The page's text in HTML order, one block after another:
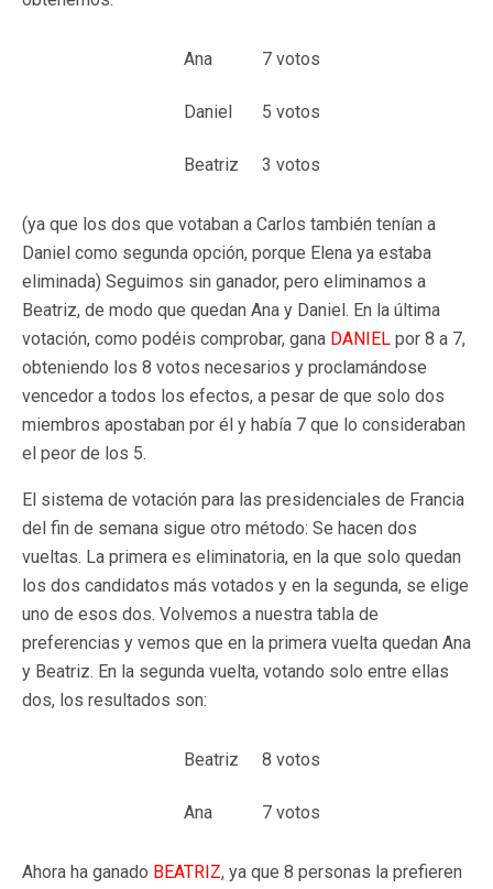
Ana 7 votos
Daniel 5 votos
Beatriz 3 votos
(ya que los dos que votaban a Carlos también tenían a
Daniel como segunda opción, porque Elena ya estaba
eliminada) Seguimos sin ganador, pero eliminamos a
Beatriz, de modo que quedan Ana y Daniel. En la última
votación, como podéis comprobar, gana DANIEL por 8 a 7,
obteniendo los 8 votos necesarios y proclamándose
vencedor a todos los efectos, a pesar de que solo dos
miembros apostaban por él y había 7 que lo consideraban
el peor de los 5.
El sistema de votación para las presidenciales de Francia
del fin de semana sigue otro método: Se hacen dos
vueltas. La primera es eliminatoria, en la que solo quedan
los dos candidatos más votados y en la segunda, se elige
uno de esos dos. Volvemos a nuestra tabla de
preferencias y vemos que en la primera vuelta quedan Ana
y Beatriz. En la segunda vuelta, votando solo entre ellas
dos, los resultados son:
Beatriz 8 votos
Ana 7 votos
Ahora ha ganado BEATRIZ, ya que 8 personas la prefieren